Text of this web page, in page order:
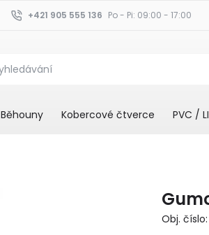
+421 905 555 136 Po - Pi: 09:00 - 17:00
Běhouny Kobercové čtverce PVC /
Obj.